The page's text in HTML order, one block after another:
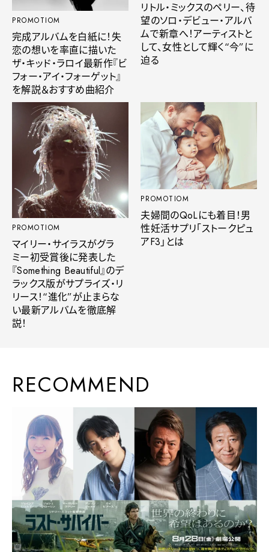
PROMOTIOM
完成アルバムを白紙に！失
恋の想いを率直に描いた
ザ・キッド・ラロイ最新作『ビ
フォー・アイ・フォーゲット』
を解説＆おすすめ曲紹介
リトル・ミックスのペリー、待
望のソロ・デビュー・アルバ
ムで新章へ！アーティストと
して、女性として輝く“今”に
迫る
PROMOTIOM
マイリー・サイラスがグラ
ミー初受賞後に発表した
『Something Beautiful』のデ
ラックス版がサプライズ・リ
リース！“進化”が止まらな
い最新アルバムを徹底解
説！
PROMOTIOM
夫婦間のQoLにも着目！男
性妊活サプリ「ストークピュ
アF3」とは
RECOMMEND